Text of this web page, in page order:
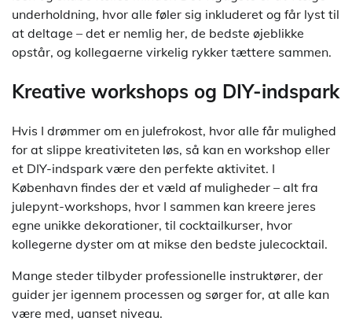
underholdning, hvor alle føler sig inkluderet og får lyst til
at deltage – det er nemlig her, de bedste øjeblikke
opstår, og kollegaerne virkelig rykker tættere sammen.
Kreative workshops og DIY-indspark
Hvis I drømmer om en julefrokost, hvor alle får mulighed
for at slippe kreativiteten løs, så kan en workshop eller
et DIY-indspark være den perfekte aktivitet. I
København findes der et væld af muligheder – alt fra
julepynt-workshops, hvor I sammen kan kreere jeres
egne unikke dekorationer, til cocktailkurser, hvor
kollegerne dyster om at mikse den bedste julecocktail.
Mange steder tilbyder professionelle instruktører, der
guider jer igennem processen og sørger for, at alle kan
være med, uanset niveau.